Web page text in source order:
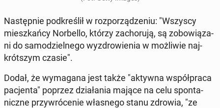
Na­stęp­nie pod­kre­ślił w roz­po­rzą­dze­niu: "Wszyscy
miesz­kań­cy Nor­bel­lo, którzy za­cho­ru­ją, są zo­bo­wią­za­
ni do sa­mo­dziel­ne­go wy­zdro­wie­nia w moż­li­wie naj­
krót­szym czasie".
Dodał, że wy­ma­ga­na jest także "aktywna współ­pra­ca
pa­cjen­ta" poprzez dzia­ła­nia mające na celu spon­ta­
nicz­ne przy­wró­ce­nie wła­sne­go stanu zdrowia, "ze